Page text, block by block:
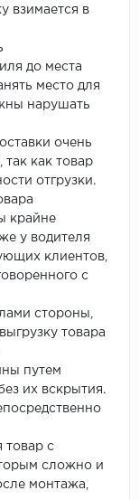
взимается в
до места
место для
нарушать
очень
как товар
отгрузки.
крайне
у водителя
клиентов,
с
стороны,
товара
путем
их вскрытия.
товар с
сложно и
монтажа,